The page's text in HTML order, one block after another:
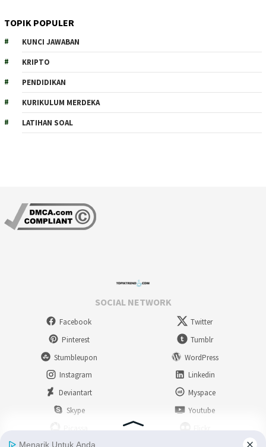
TOPIK POPULER
KUNCI JAWABAN
KRIPTO
PENDIDIKAN
KURIKULUM MERDEKA
LATIHAN SOAL
SOCIAL NETWORK
Facebook
Twitter
Pinterest
Tumblr
Stumbleupon
WordPress
Instagram
Linkedin
Deviantart
Myspace
Skype
Youtube